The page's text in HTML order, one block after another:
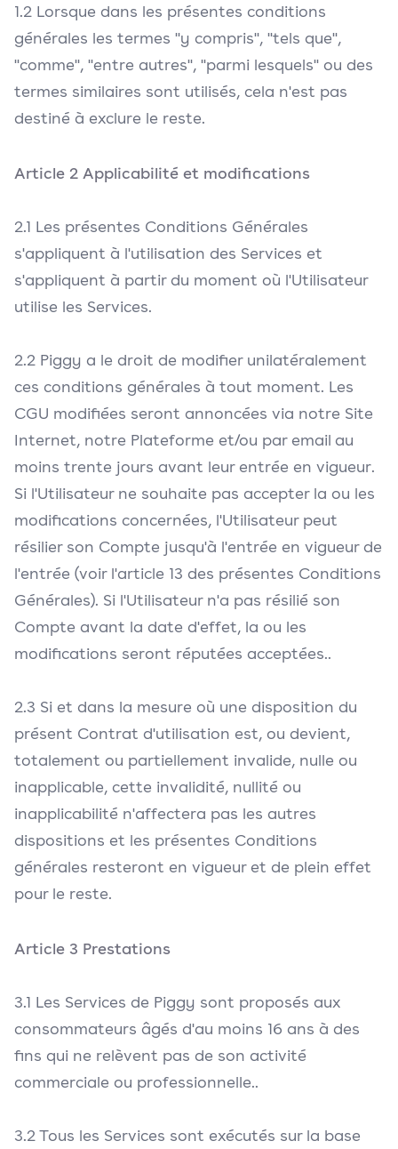
1.2 Lorsque dans les présentes conditions
générales les termes "y compris", "tels que",
"comme", "entre autres", "parmi lesquels" ou des
termes similaires sont utilisés, cela n'est pas
destiné à exclure le reste.
Article 2 Applicabilité et modifications
2.1 Les présentes Conditions Générales
s'appliquent à l'utilisation des Services et
s'appliquent à partir du moment où l'Utilisateur
utilise les Services.
2.2 Piggy a le droit de modifier unilatéralement
ces conditions générales à tout moment. Les
CGU modifiées seront annoncées via notre Site
Internet, notre Plateforme et/ou par email au
moins trente jours avant leur entrée en vigueur.
Si l'Utilisateur ne souhaite pas accepter la ou les
modifications concernées, l'Utilisateur peut
résilier son Compte jusqu'à l'entrée en vigueur de
l'entrée (voir l'article 13 des présentes Conditions
Générales). Si l'Utilisateur n'a pas résilié son
Compte avant la date d'effet, la ou les
modifications seront réputées acceptées..
2.3 Si et dans la mesure où une disposition du
présent Contrat d'utilisation est, ou devient,
totalement ou partiellement invalide, nulle ou
inapplicable, cette invalidité, nullité ou
inapplicabilité n'affectera pas les autres
dispositions et les présentes Conditions
générales resteront en vigueur et de plein effet
pour le reste.
Article 3 Prestations
3.1 Les Services de Piggy sont proposés aux
consommateurs âgés d'au moins 16 ans à des
fins qui ne relèvent pas de son activité
commerciale ou professionnelle..
3.2 Tous les Services sont exécutés sur la base